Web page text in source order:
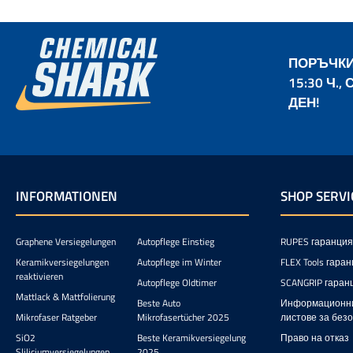
могат
при
чувствате по-
до 500%
комфорт
15:30
ДЕН!
INFORMATIONEN
Graphene Versiegelungen
Keramikversiegelungen
reaktivieren
Mattlack & Mattfolierung
Mikrofaser Ratgeber
SiO2
Autopflege Einstieg
Autopflege im Winter
Autopflege Oldtimer
Beste Auto
Mikrofasertücher 2025
Beste Keramikversiegelung
SHOP
RUPES гаранция
FLEX Tools
SCANGRIP
листове за
Право на отказ